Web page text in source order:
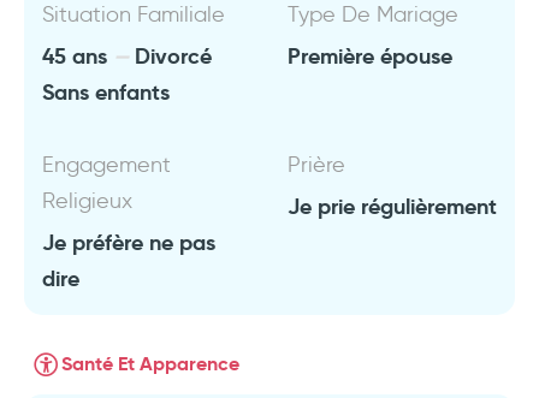
Situation Familiale
45 ans
Divorcé
Sans enfants
Type De Mariage
Première épouse
Engagement
Religieux
Je préfère ne pas
dire
Prière
Je prie régulièrement
Santé Et Apparence